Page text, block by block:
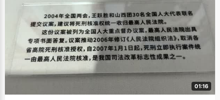
01:16